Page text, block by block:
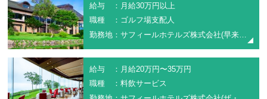
給与 ：月給30万円以上
職種 ：ゴルフ場支配人
勤務地：サフィールホテルズ株式会社(早来カントリー倶楽部)
給与 ：月給20万円〜35万円
職種 ：料飲サービス